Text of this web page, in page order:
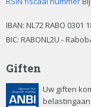
IBAN: NL72 RABO 0301
BIC: RABONL2U -
Giften
Uw giften